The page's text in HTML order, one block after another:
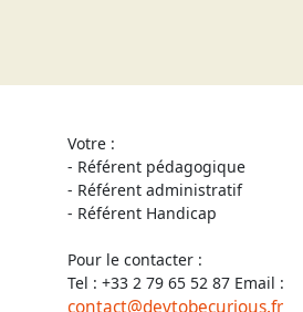
Votre :
- Référent pédagogique
- Référent administratif
- Référent Handicap
Pour le contacter :
Tel : +33 2 79 65 52 87 Email :
contact@devtobecurious.fr